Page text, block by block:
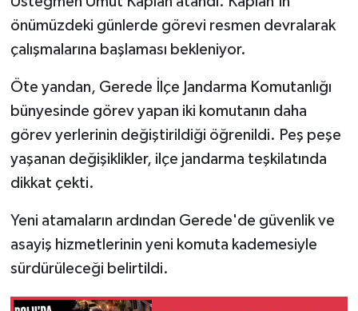
önümüzdeki günlerde görevi resmen devralarak
çalışmalarına başlaması bekleniyor.
Öte yandan, Gerede İlçe Jandarma Komutanlığı
bünyesinde görev yapan iki komutanın daha
görev yerlerinin değiştirildiği öğrenildi. Peş peşe
yaşanan değişiklikler, ilçe jandarma teşkilatında
dikkat çekti.
Yeni atamaların ardından Gerede'de güvenlik ve
asayiş hizmetlerinin yeni komuta kademesiyle
sürdürüleceği belirtildi.